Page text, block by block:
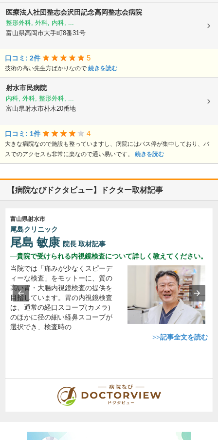
医療法人社団整志会沢田記念高岡整志会病院
整形外科, 外科, 内科, ...
富山県高岡市大手町8番31号
口コミ: 2件 5
技術の高い先生方ばかりなので 続きを読む
射水市民病院
内科, 外科, 整形外科, ...
富山県射水市朴木20番地
口コミ: 1件 4
大きな病院なので施設も整っていますし、病院にはバス停が集中しており、バ
スでのアクセスも非常に楽なので通い易いです。 続きを読む
【病院なびドクタビュー】ドクター取材記事
富山県射水市
尾島クリニック
尾島 敏康 院長 取材記事
貴院で受けられる内視鏡検査について詳しく教えてください。
当院では「痛みが少なくスピーデ
ィーな検査」をモットーに、質の
高い胃・大腸内視鏡検査の提供を
目指しています。胃の内視鏡検査
は、通常の経口スコープ(カメラ)
のほかに径の細い経鼻スコープが
選択でき、検査時の…
>>記事全文を読む